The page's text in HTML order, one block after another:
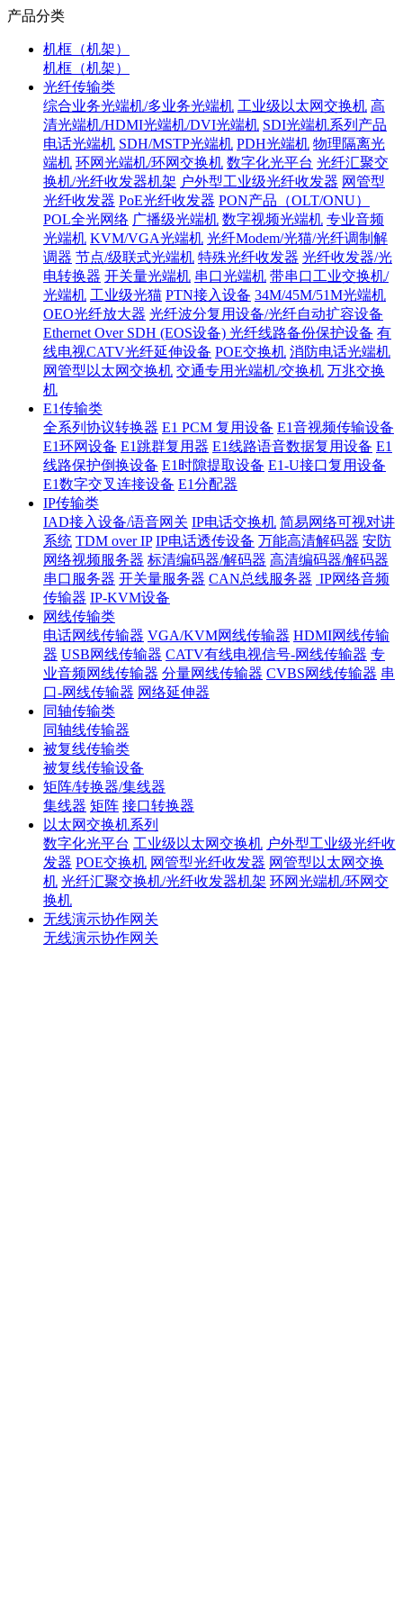
产品分类
机框（机架）
机框（机架）
光纤传输类
综合业务光端机/多业务光端机 工业级以太网交换机 高
清光端机/HDMI光端机/DVI光端机 SDI光端机系列产品
电话光端机 SDH/MSTP光端机 PDH光端机 物理隔离光
端机 环网光端机/环网交换机 数字化光平台 光纤汇聚交
换机/光纤收发器机架 户外型工业级光纤收发器 网管型
光纤收发器 PoE光纤收发器 PON产品（OLT/ONU）
POL全光网络 广播级光端机 数字视频光端机 专业音频
光端机 KVM/VGA光端机 光纤Modem/光猫/光纤调制解
调器 节点/级联式光端机 特殊光纤收发器 光纤收发器/光
电转换器 开关量光端机 串口光端机 带串口工业交换机/
光端机 工业级光猫 PTN接入设备 34M/45M/51M光端机
OEO光纤放大器 光纤波分复用设备/光纤自动扩容设备
Ethernet Over SDH (EOS设备) 光纤线路备份保护设备 有
线电视CATV光纤延伸设备 POE交换机 消防电话光端机
网管型以太网交换机 交通专用光端机/交换机 万兆交换
机
E1传输类
全系列协议转换器 E1 PCM 复用设备 E1音视频传输设备
E1环网设备 E1跳群复用器 E1线路语音数据复用设备 E1
线路保护倒换设备 E1时隙提取设备 E1-U接口复用设备
E1数字交叉连接设备 E1分配器
IP传输类
IAD接入设备/语音网关 IP电话交换机 简易网络可视对讲
系统 TDM over IP IP电话透传设备 万能高清解码器 安防
网络视频服务器 标清编码器/解码器 高清编码器/解码器
串口服务器 开关量服务器 CAN总线服务器 IP网络音频
传输器 IP-KVM设备
网线传输类
电话网线传输器 VGA/KVM网线传输器 HDMI网线传输
器 USB网线传输器 CATV有线电视信号-网线传输器 专
业音频网线传输器 分量网线传输器 CVBS网线传输器 串
口-网线传输器 网络延伸器
同轴传输类
同轴线传输器
被复线传输类
被复线传输设备
矩阵/转换器/集线器
集线器 矩阵 接口转换器
以太网交换机系列
数字化光平台 工业级以太网交换机 户外型工业级光纤收
发器 POE交换机 网管型光纤收发器 网管型以太网交换
机 光纤汇聚交换机/光纤收发器机架 环网光端机/环网交
换机
无线演示协作网关
无线演示协作网关